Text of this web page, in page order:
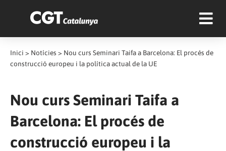
Inici > Notícies > Nou curs Seminari Taifa a Barcelona: El procés de
construcció europeu i la política actual de la UE
Nou curs Seminari Taifa a
Barcelona: El procés de
construcció europeu i la